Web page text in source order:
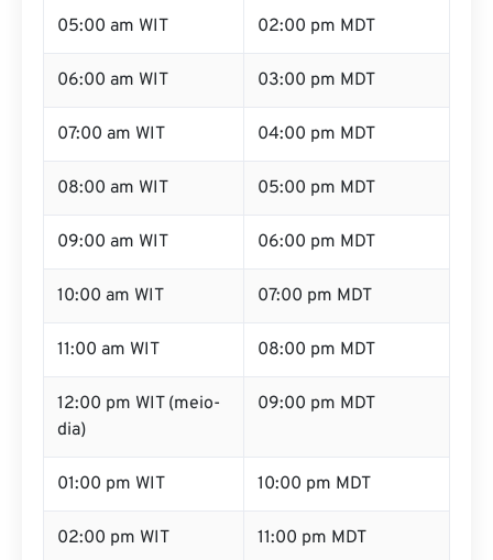
05:00 am WIT 02:00 pm MDT
06:00 am WIT 03:00 pm MDT
07:00 am WIT 04:00 pm MDT
08:00 am WIT 05:00 pm MDT
09:00 am WIT 06:00 pm MDT
10:00 am WIT 07:00 pm MDT
11:00 am WIT 08:00 pm MDT
12:00 pm WIT (meio-
dia)
09:00 pm MDT
01:00 pm WIT 10:00 pm MDT
02:00 pm WIT 11:00 pm MDT